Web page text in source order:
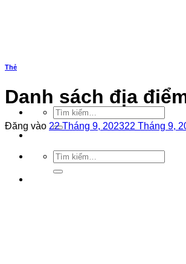
Tìm
kiếm:
Tìm
kiếm:
Thẻ
Danh sách địa
Đăng vào 22 Tháng 9, 202322 Tháng 9,